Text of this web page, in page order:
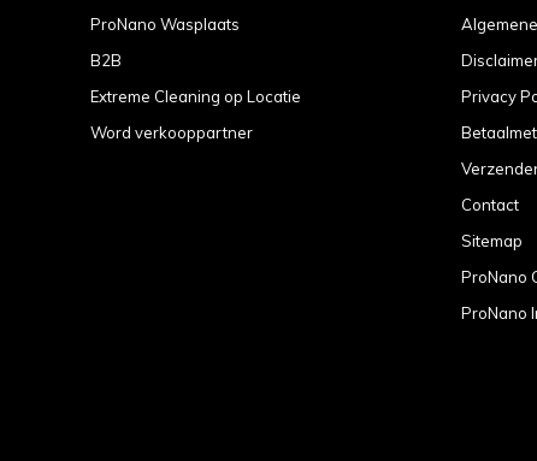
ProNano Wasplaats
B2B
Extreme Cleaning op Locatie
Word verkooppartner
Privacy
Contact
Sitemap
ProNano
ProNano